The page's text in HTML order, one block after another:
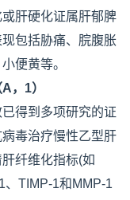
肝硬化证属肝郁脾
包括胁痛、脘腹胀
便黄等。
，1）
得到多项研究的证
毒治疗慢性乙型肝
纤维化指标(如
、TIMP-1和MMP-1